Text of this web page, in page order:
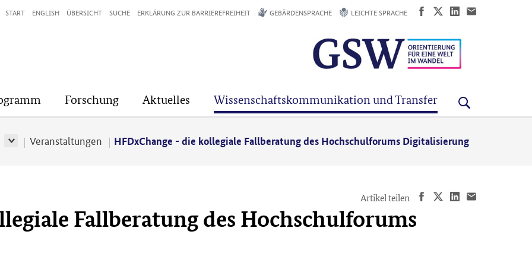
Forschung Aktuelles Wissenschaftskommunikation und Transfer
START ENGLISH ÜBERSICHT SUCHE ERKLÄRUNG ZUR BARRIEREFREIHEIT GEBÄRDENSPRACHE LEICHTE SPRACHE
Veranstaltungen HFDxChange - die kollegiale Fallberatung des Hochschulforums Digitalisierung
Artikel teilen
Fallberatung des Hochschulforums